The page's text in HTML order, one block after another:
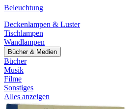
Beleuchtung
Deckenlampen & Luster
Tischlampen
Wandlampen
Bücher & Medien
Bücher
Musik
Filme
Sonstiges
Alles anzeigen